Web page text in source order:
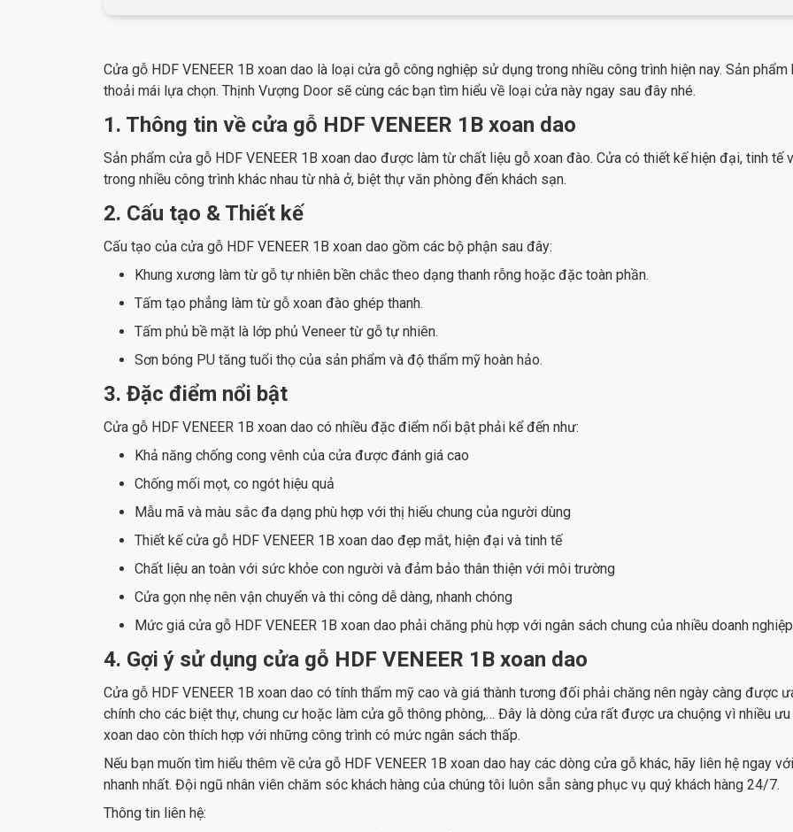
Cửa gỗ HDF VENEER 1B xoan dao là loại cửa gỗ công nghiệp sử dụng trong nhiều công trình hiện nay. Sản
thoải mái lựa chọn. Thịnh Vượng Door sẽ cùng các bạn tìm hiểu về loại cửa này ngay sau đây nhé.
1. Thông tin về cửa gỗ HDF VENEER 1B xoan dao
Sản phẩm cửa gỗ HDF VENEER 1B xoan dao được làm từ chất liệu gỗ xoan đào. Cửa có thiết kế hiện đại, tinh tế
trong nhiều công trình khác nhau từ nhà ở, biệt thự văn phòng đến khách sạn.
2. Cấu tạo & Thiết kế
Cấu tạo của cửa gỗ HDF VENEER 1B xoan dao gồm các bộ phận sau đây:
Khung xương làm từ gỗ tự nhiên bền chắc theo dạng thanh rỗng hoặc đặc toàn phần.
Tấm tạo phẳng làm từ gỗ xoan đào ghép thanh.
Tấm phủ bề mặt là lớp phủ Veneer từ gỗ tự nhiên.
Sơn bóng PU tăng tuổi thọ của sản phẩm và độ thẩm mỹ hoàn hảo.
3. Đặc điểm nổi bật
Cửa gỗ HDF VENEER 1B xoan dao có nhiều đặc điểm nổi bật phải kể đến như:
Khả năng chống cong vênh của cửa được đánh giá cao
Chống mối mọt, co ngót hiệu quả
Mẫu mã và màu sắc đa dạng phù hợp với thị hiếu chung của người dùng
Thiết kế cửa gỗ HDF VENEER 1B xoan dao đẹp mắt, hiện đại và tinh tế
Chất liệu an toàn với sức khỏe con người và đảm bảo thân thiện với môi trường
Cửa gọn nhẹ nên vận chuyển và thi công dễ dàng, nhanh chóng
Mức giá cửa gỗ HDF VENEER 1B xoan dao phải chăng phù hợp với ngân sách chung của nhiều doanh
4. Gợi ý sử dụng cửa gỗ HDF VENEER 1B xoan dao
Cửa gỗ HDF VENEER 1B xoan dao có tính thẩm mỹ cao và giá thành tương đối phải chăng nên ngày càng được
chính cho các biệt thự, chung cư hoặc làm cửa gỗ thông phòng,… Đây là dòng cửa rất được ưa chuộng vì nhiều
xoan dao còn thích hợp với những công trình có mức ngân sách thấp.
Nếu bạn muốn tìm hiểu thêm về cửa gỗ HDF VENEER 1B xoan dao hay các dòng cửa gỗ khác, hãy liên hệ ngay
nhanh nhất. Đội ngũ nhân viên chăm sóc khách hàng của chúng tôi luôn sẵn sàng phục vụ quý khách hàng 24/7.
Thông tin liên hệ: